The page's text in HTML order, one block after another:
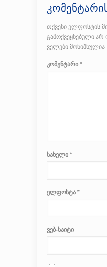
თქვენი ელფოსტის
გამოქვეყნებული არ
ველები მონიშნულია
კომენტარი *
სახელი *
ელფოსტა *
ვებ-საიტი